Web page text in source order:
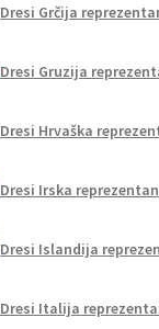
Dresi Grčija
Dresi Gruzija
Dresi Hrvaška
Dresi Irska
Dresi Islandija
Dresi Italija